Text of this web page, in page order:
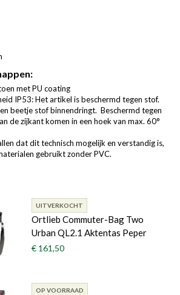
met PU coating
IP53: Het artikel is beschermd tegen stof.
beetje stof binnendringt. Beschermd tegen
de zijkant komen in een hoek van max. 60°
dat dit technisch mogelijk en verstandig is,
gebruikt zonder PVC.
UITVERKOCHT
Ortlieb Commuter-Bag Two
Urban QL2.1 Aktentas Peper
€ 161,50
OP VOORRAAD